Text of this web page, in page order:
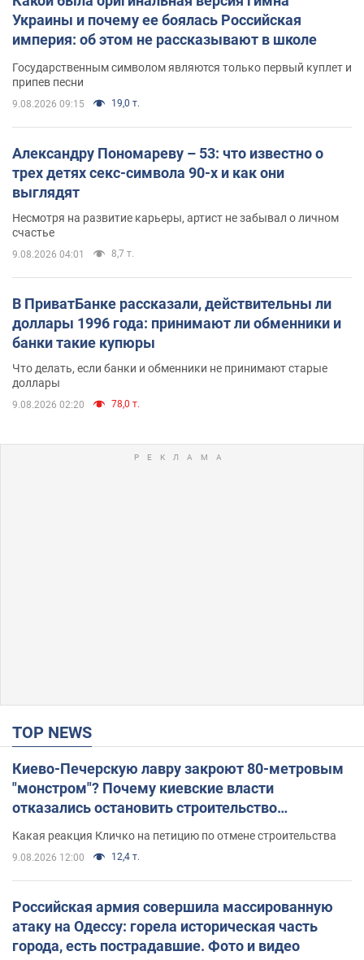
Украины и почему ее боялась Российская
империя: об этом не рассказывают в школе
Государственным символом являются только первый куплет и
припев песни
9.08.2026 09:15 19,0 т.
Александру Пономареву – 53: что известно о
трех детях секс-символа 90-х и как они
выглядят
Несмотря на развитие карьеры, артист не забывал о личном
счастье
9.08.2026 04:01 8,7 т.
В ПриватБанке рассказали, действительны ли
доллары 1996 года: принимают ли обменники и
банки такие купюры
Что делать, если банки и обменники не принимают старые
доллары
9.08.2026 02:20 78,0 т.
TOP NEWS
Киево-Печерскую лавру закроют 80-метровым
"монстром"? Почему киевские власти
отказались остановить строительство
Какая реакция Кличко на петицию по отмене строительства
9.08.2026 12:00 12,4 т.
Российская армия совершила массированную
атаку на Одессу: горела историческая часть
города, есть пострадавшие. Фото и видео